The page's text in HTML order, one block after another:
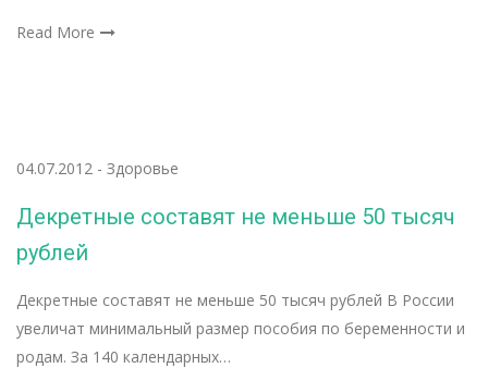
Read More
04.07.2012 - Здоровье
Декретные составят не меньше 50 тысяч
рублей
Декретные составят не меньше 50 тысяч рублей В России
увеличат минимальный размер пособия по беременности и
родам. За 140 календарных…